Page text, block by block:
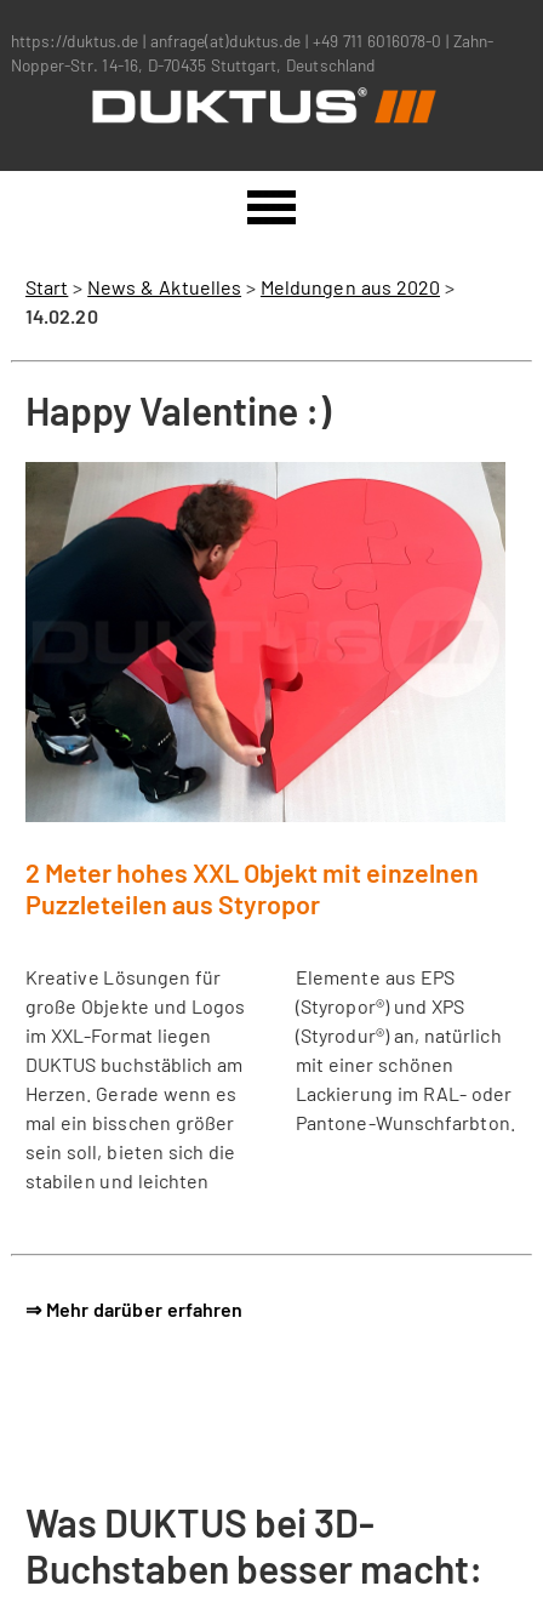
https://duktus.de | anfrage(at)duktus.de | +49 711 6016078-0 | Zahn-
Nopper-Str. 14-16, D-70435 Stuttgart, Deutschland
Start > News & Aktuelles > Meldungen aus 2020 >
14.02.20
Happy Valentine :)
2 Meter hohes XXL Objekt mit einzelnen
Puzzleteilen aus Styropor
Kreative Lösungen für
große Objekte und Logos
im XXL-Format liegen
DUKTUS buchstäblich am
Herzen. Gerade wenn es
mal ein bisschen größer
sein soll, bieten sich die
stabilen und leichten
Elemente aus EPS
(Styropor®) und XPS
(Styrodur®) an, natürlich
mit einer schönen
Lackierung im RAL- oder
Pantone-Wunschfarbton.
⇒ Mehr darüber erfahren
Was DUKTUS bei 3D-
Buchstaben besser macht: